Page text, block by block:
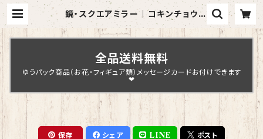
鏡・スクエアミラー｜コキンチョウ
(黒）【型番 MI-91】 | Chopin Des
ign
全品送料無料
ゆうパック商品（お花・フィギュア類）メッセージカードお付けできます
❤
保存 シェア LINE ポスト